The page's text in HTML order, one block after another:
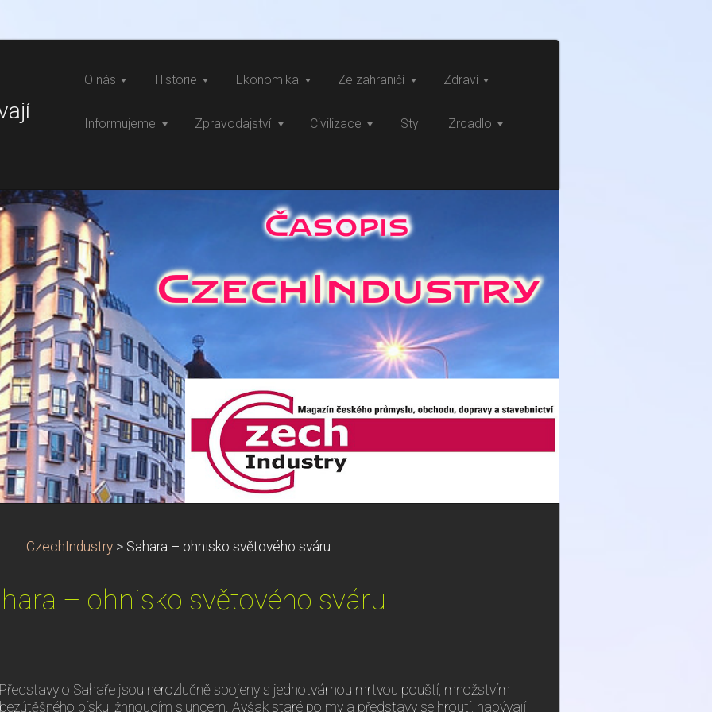
O nás Historie Ekonomika Ze zahraničí Zdraví
Informujeme Zpravodajství Civilizace Styl Zrcadlo
CzechIndustry > Sahara – ohnisko světového sváru
– ohnisko světového sváru
Představy o Sahaře jsou nerozlučně spojeny s jednotvárnou mrtvou pouští, množstvím
bezútěšného písku, žhnoucím sluncem. Avšak staré pojmy a představy se hroutí, nabývají